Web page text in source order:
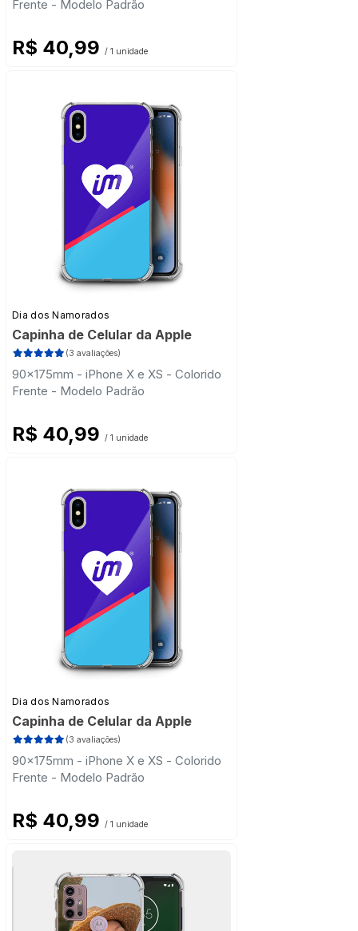
Frente - Modelo Padrão
R$ 40,99 / 1 unidade
Dia dos Namorados
Capinha de Celular da Apple
(3 avaliações)
90x175mm - iPhone X e XS - Colorido
Frente - Modelo Padrão
R$ 40,99 / 1 unidade
Dia dos Namorados
Capinha de Celular da Apple
(3 avaliações)
90x175mm - iPhone X e XS - Colorido
Frente - Modelo Padrão
R$ 40,99 / 1 unidade